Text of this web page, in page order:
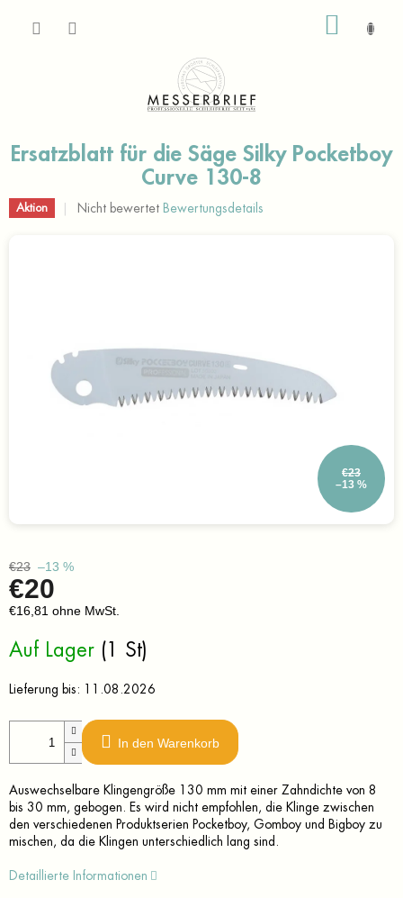
Ersatzblatt für die Säge Silky Pocketboy
Curve 130-8
Aktion
Die
Nicht bewertet Bewertungsdetails
€23
–13 %
€23 –13 %
€20
€16,81 ohne MwSt.
Auf Lager (1 St)
Lieferung bis: 11.08.2026
In den Warenkorb
Auswechselbare Klingengröße 130 mm mit einer Zahndichte von 8
bis 30 mm, gebogen. Es wird nicht empfohlen, die Klinge zwischen
den verschiedenen Produktserien Pocketboy, Gomboy und Bigboy zu
mischen, da die Klingen unterschiedlich lang sind.
Detaillierte Informationen